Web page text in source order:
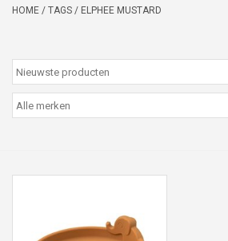
Boekjes
kaartjes
Cadeaubon
HOME / TAGS / ELPHEE MUSTARD